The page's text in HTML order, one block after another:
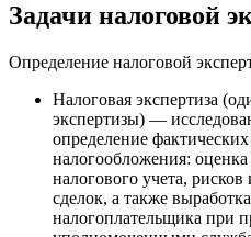
Задачи налоговой
Определение налоговой
Налоговая экспертиза
экспертизы) —
определение
налогообложения:
налогового учета,
сделок, а также
налогоплательщика при